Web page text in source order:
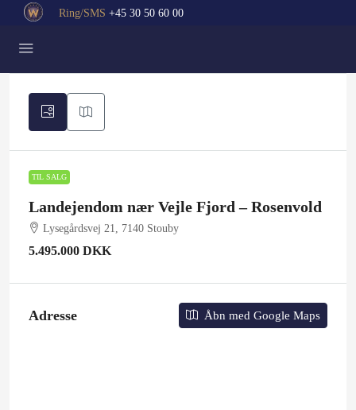
Ring/SMS +45 30 50 60 00
TIL SALG
Landejendom nær Vejle Fjord – Rosenvold
Lysegårdsvej 21, 7140 Stouby
5.495.000 DKK
Adresse Åbn med Google Maps